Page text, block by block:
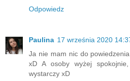
Odpowiedz
Paulina 17 września 2020
Ja nie mam nic do
xD A osoby wyżej
wystarczy xD